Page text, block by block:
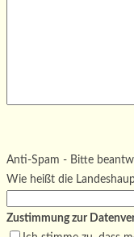
Bitte lasse dieses Feld leer.
Anti-Spam - Bitte
Wie heißt die
Zustimmung zur